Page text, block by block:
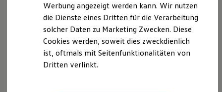
Kostensimulator
Autonomes Fahren
Mehr zum ID. Buzz
California Welt
California Club
California Magazin & Ratgeber
Internetverkauf Nutzfahrzeugabteilung
0993140449987
E-Mail schreiben
Werbung angezeigt werden kann. Wir nutzen
die Dienste eines Dritten für die Verarbeitung
solcher Daten zu Marketing Zwecken. Diese
Cookies werden, soweit dies zweckdienlich
ist, oftmals mit Seitenfunktionalitäten von
Dritten verlinkt.